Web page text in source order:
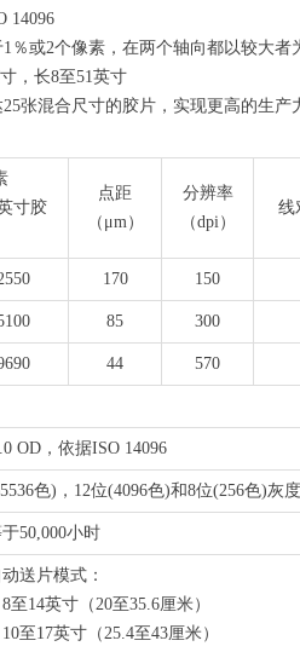
14096
％或2个像素，在两个轴向都以较大者
，长8至51英寸
张混合尺寸的胶片，实现更高的生产
寸胶
点距
（μm）
分辨率
（dpi）
线
170 150
85 300
44 570
OD，依据ISO 14096
色)，12位(4096色)和8位(256色)灰
50,000小时
送片模式：
至14英寸（20至35.6厘米）
至17英寸（25.4至43厘米）